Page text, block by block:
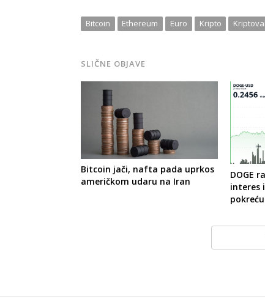
Bitcoin Ethereum Euro Kripto
SLIČNE OBJAVE
Bitcoin jači, nafta pada uprkos
američkom udaru na Iran
DOGE
interes